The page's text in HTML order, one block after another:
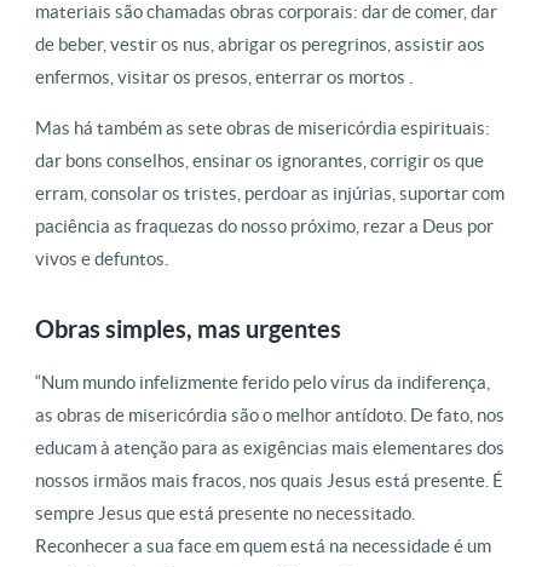
materiais são chamadas obras corporais: dar de comer, dar
de beber, vestir os nus, abrigar os peregrinos, assistir aos
enfermos, visitar os presos, enterrar os mortos .
Mas há também as sete obras de misericórdia espirituais:
dar bons conselhos, ensinar os ignorantes, corrigir os que
erram, consolar os tristes, perdoar as injúrias, suportar com
paciência as fraquezas do nosso próximo, rezar a Deus por
vivos e defuntos.
Obras simples, mas urgentes
“Num mundo infelizmente ferido pelo vírus da indiferença,
as obras de misericórdia são o melhor antídoto. De fato, nos
educam à atenção para as exigências mais elementares dos
nossos irmãos mais fracos, nos quais Jesus está presente. É
sempre Jesus que está presente no necessitado.
Reconhecer a sua face em quem está na necessidade é um